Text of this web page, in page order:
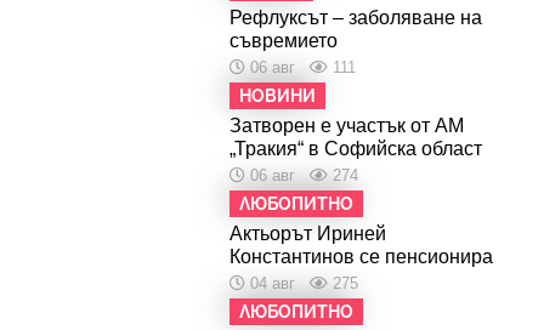
Рефлуксът – заболяване на
съвремието
06 авг 111
НОВИНИ
Затворен е участък от АМ
„Тракия“ в Софийска област
06 авг 274
ЛЮБОПИТНО
Актьорът Ириней
Константинов се пенсионира
04 авг 275
ЛЮБОПИТНО